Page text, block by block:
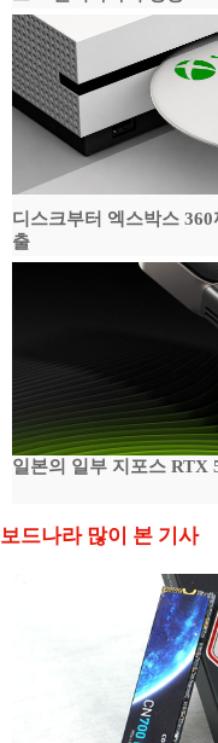
디스크부터 엑스박스
출
일본의 일부 지포스 RTX
보드나라 많이 본 기사